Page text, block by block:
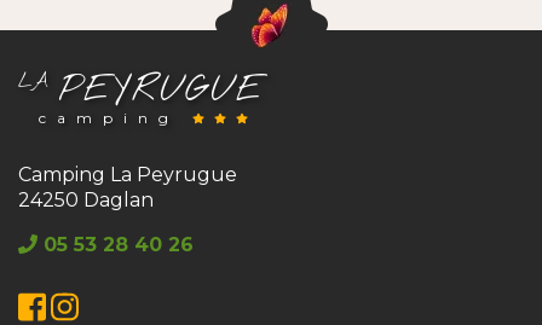
LAPEYRUGUE
camping
Camping La Peyrugue
24250 Daglan
05 53 28 40 26
Facebook
Instagram